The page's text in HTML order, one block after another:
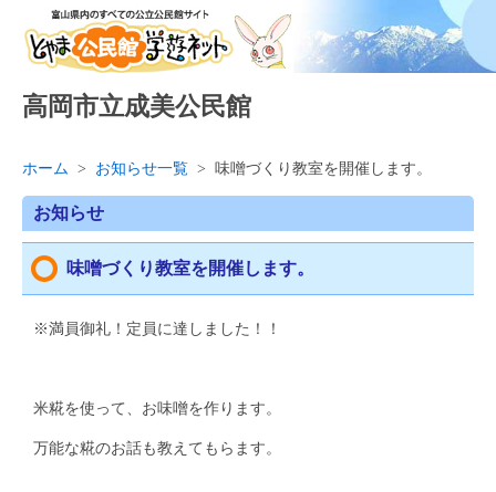
高岡市立成美公民館
ホーム > お知らせ一覧 > 味噌づくり教室を開催します。
お知らせ
味噌づくり教室を開催します。
※満員御礼！定員に達しました！！
米糀を使って、お味噌を作ります。
万能な糀のお話も教えてもらます。